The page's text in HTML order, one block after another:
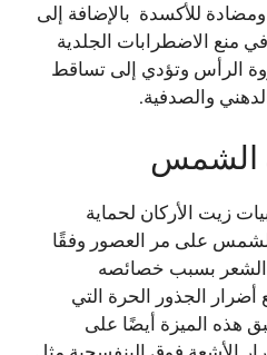
للأكسدة بالإضافة إلى
منع الاضطرابات الجلدية
الرأس وتؤدي إلى تساقط
والصدفية.
الشمس
زيت الأركان لحماية
على مر العصور وفقًا
الشعر بسبب خصائصه
أضرار الجذور الحرة التي
هذه الميزة أيضًا على